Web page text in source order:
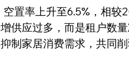
置率上升至6.5%，相较
供应过多，而是租户数
制家居消费需求，共同